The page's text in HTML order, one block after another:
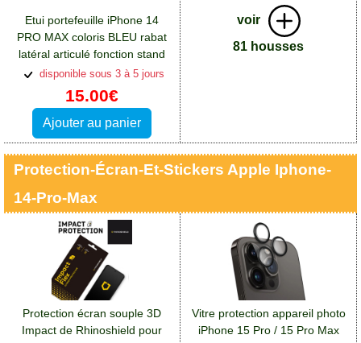
Etui portefeuille iPhone 14
PRO MAX coloris BLEU rabat
latéral articulé fonction stand
disponible sous 3 à 5 jours
15.00€
Ajouter au panier
voir
81 housses
Protection-Écran-Et-Stickers Apple Iphone-
14-Pro-Max
Protection écran souple 3D
Impact de Rhinoshield pour
Vitre protection appareil photo
iPhone 15 Pro / 15 Pro Max